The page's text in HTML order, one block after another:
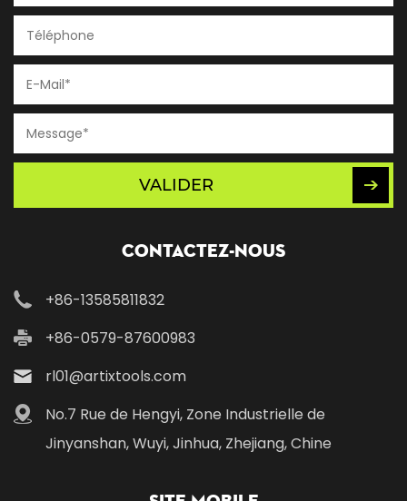
VALIDER
Contactez-nous
+86-13585811832
+86-0579-87600983
rl01@artixtools.com
No.7 Rue de Hengyi, Zone Industrielle de
Jinyanshan, Wuyi, Jinhua, Zhejiang, Chine